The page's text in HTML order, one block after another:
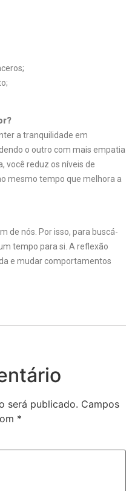
a tranquilidade em
o outro com mais empatia
você reduz os níveis de
mesmo tempo que melhora a
de nós. Por isso, para buscá-
tempo para si. A reflexão
e mudar comportamentos
será publicado. Campos
*